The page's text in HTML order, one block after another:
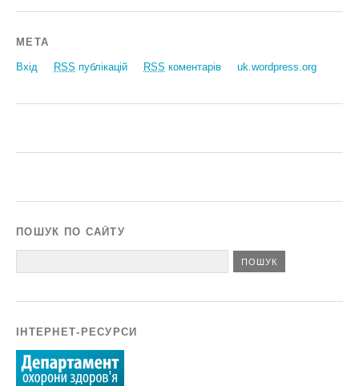
МЕТА
Вхід RSS публікацій RSS коментарів uk.wordpress.org
ПОШУК ПО САЙТУ
ІНТЕРНЕТ-РЕСУРСИ